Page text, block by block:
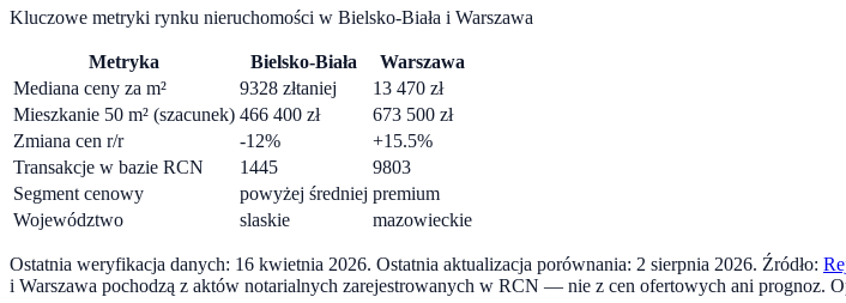
Kluczowe metryki rynku nieruchomości w Bielsko-Biała i Warszawa
Metryka Bielsko-Biała
Warszawa
Mediana ceny za m²
9328 złtaniej 13 470 zł
Mieszkanie 50 m² (szacunek) 466 400 zł 673 500 zł
Zmiana cen r/r
-12% +15.5%
Transakcje w bazie RCN
1445
9803
Segment cenowy
powyżej średniej premium
Województwo
slaskie mazowieckie
Ostatnia weryfikacja danych: 16 kwietnia 2026. Ostatnia aktualizacja porównania: 2 sierpnia 2026. Źródło:
i Warszawa pochodzą z aktów notarialnych zarejestrowanych w RCN — nie z cen ofertowych ani prognoz.